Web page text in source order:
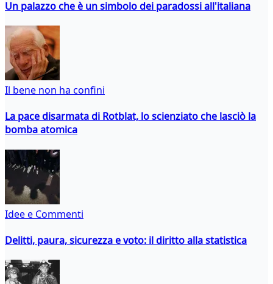
Un palazzo che è un simbolo dei paradossi all'italiana
Il bene non ha confini
La pace disarmata di Rotblat, lo scienziato che lasciò la
bomba atomica
Idee e Commenti
Delitti, paura, sicurezza e voto: il diritto alla statistica